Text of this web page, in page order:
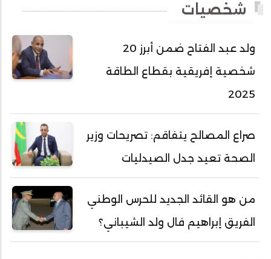
أحمد عبد الله أحمد مسكه
أحمد محفوظ حسني
أحمد محمد عبدالرحمن أمين
أحمد محمود محمد المامي النيسان
أحمد هارون الشيخ سيديا
أحمد ولد آبه
أحمد ولد الديه
أحمد ولد السالك
شخصيات
ولد عبد الفتاح ضمن أبرز 20
شخصية إفريقية بقطاع الطاقة
2025
صراع المصالح يتفاقم: تصريحات وزير
الصحة تعيد جدل الصيدليات
من هو القائد الجديد للحرس الوطني
الفريق إبراهيم فال ولد الشيباني؟